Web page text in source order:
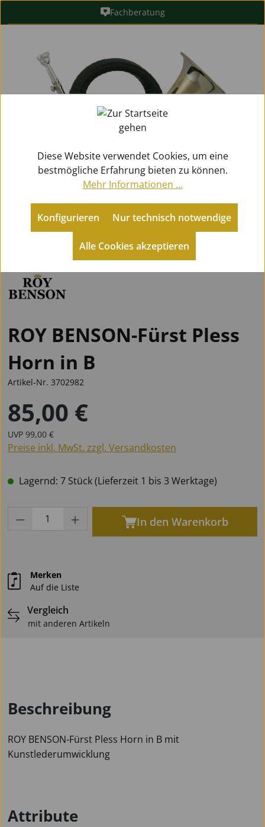
Zum Hauptinhalt springenFachberatung
Metallblasinstrumente
Fürst Pless Hörner
ROY BENSON-Fürst Pless
Horn in B
Artikel-Nr. 3702982
Regulärer Preis:
85,00 €
UVP Regulärer Preis:
99,00 €
Preise inkl. MwSt. zzgl. Versandkosten
Lagernd: 7 Stück (Lieferzeit 1 bis 3 Werktage)
Produkt Anzahl: Gib den gewünschten
In den Warenkorb
Merken
Auf die Liste
Vergleich
mit anderen Artikeln
Beschreibung
ROY BENSON-Fürst Pless Horn in B mit
Kunstlederumwicklung
Attribute
Diese Website verwendet Cookies, um eine
bestmögliche Erfahrung bieten zu können.
Mehr Informationen ...
Konfigurieren
Alle Cookies akzeptieren
Nur technisch notwendige